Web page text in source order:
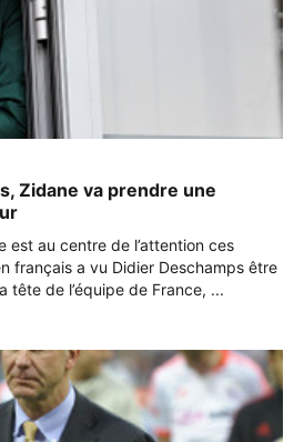
Zidane va prendre une
est au centre de l’attention ces
français a vu Didier Deschamps être
tête de l’équipe de France, ...